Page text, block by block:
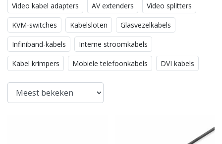
Video kabel adapters AV extenders Video splitters
KVM-switches Kabelsloten Glasvezelkabels
Infiniband-kabels Interne stroomkabels
Kabel krimpers Mobiele telefoonkabels DVI kabels